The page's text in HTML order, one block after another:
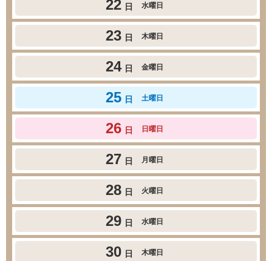
22 日 水曜日
23 日 木曜日
24 日 金曜日
25 日 土曜日
26 日 日曜日
27 日 月曜日
28 日 火曜日
29 日 水曜日
30 日 木曜日